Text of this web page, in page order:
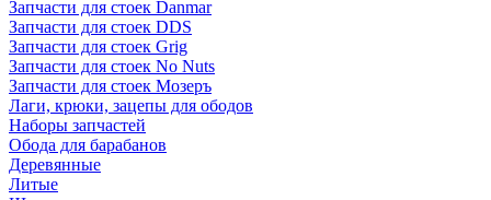
Запчасти для стоек Danmar
Запчасти для стоек DDS
Запчасти для стоек Grig
Запчасти для стоек No Nuts
Запчасти для стоек Мозеръ
Лаги, крюки, зацепы для ободов
Наборы запчастей
Обода для барабанов
Деревянные
Литые